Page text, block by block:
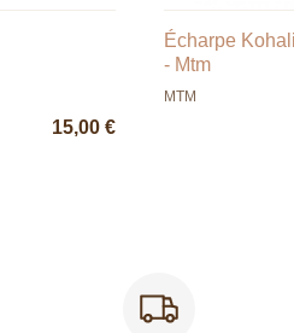
15,00 €
Écharpe
- Mtm
MTM